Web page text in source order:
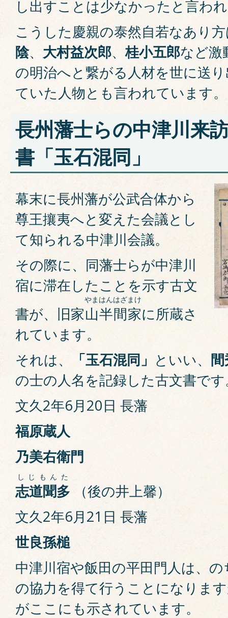
し出すことは少なかったと言わ
こうした慶親の泰然自若なあり
陰、 大村益次郎、桂小五郎など激
の明治へと繋がる人材を世に送
ていた人物とも言われています。
長州藩士らの中津川来
書「玉石混同」
幕末に長州藩が公武合体から
尊王攘夷へと変えた会議とし
て知られる中津川会議。
その際に、同藩士らが中津川
宿に滞在したことを示す古文
書が、旧家山半間家
やまはんはざまけ
に所蔵さ
れています。
それは、
「玉石混同」 といい、
の士の人名を記録した古文書で
文久2年6月20日 長藩
福原蔵人
乃美右衛門
志道聞多
しじもんた
（後の井上馨）
文久2年6月21日 長藩
世良孫槌
中津川宿や飯田の平田門人は、
の協力を得て行うことになりま
がここにも示されています。